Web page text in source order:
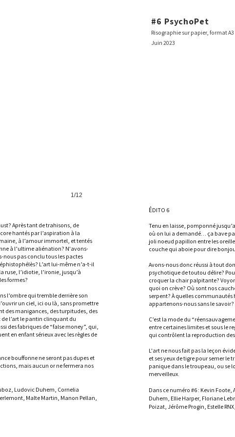
5 Faust money
1/12
Après tant de trahisons, de
hantés par l’aspiration à la
à l’amour immortel, et tentés
à l’ultime aliénation? N'avons-
nous pas conclu tous les pactes
L’art lui-même n’a-t-il
ruse, l’idiotie, l’ironie, jusqu’à
formes?
l’ombre qui tremble derrière son
un ciel, ici ou là, sans promettre
des manigances, des turpitudes, des
de l’art le pantin clinquant du
des fabriques de “false money”, qui,
en enfant sérieux avec les règles de
bouffonne ne seront pas dupes et
mais aucun or ne fermera nos
Ludovic Duhem, Cornelia
Malte Martin, Manon Pellan,
#6 PsychoPet
Risographie sur papier, format A3
Juin 2023
ÉDITO 6
Tenu en laisse, pomponné
où on lui a demandé… ça bave
joli noeud papillon entre les
couche qui aboie pour dire
Avons-nous donc réussi à tout
psychotique de toutou délire?
croquer la chair palpitante?
quoi on crève? Où sont nos
serpent? À quelles
appartenons-nous sans le savoir?
C’est la mode du
entre certaines limites et sous le
qui contrôlent la reproduction
L'art ne nous fait pas la leçon
et ses yeux de tigre pour semer le
panique dans le troupeau, ou se
merveilleux.
Dans ce numéro #6 : Kevin
Duhem, Ellie Harper, Floriane
Poizat, Jérôme Progin, Estelle